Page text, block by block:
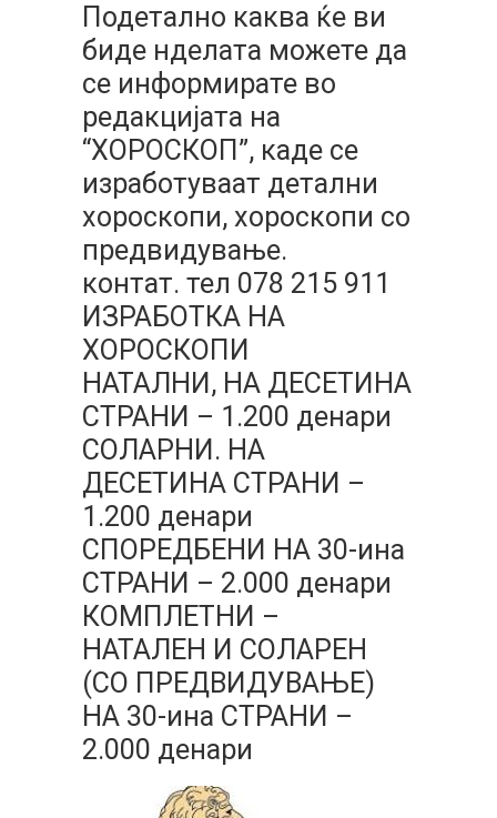
Подетално каква ќе ви
биде нделата можете да
се информирате во
редакцијата на
“ХОРОСКОП”, каде се
изработуваат детални
хороскопи, хороскопи со
предвидување.
контат. тел 078 215 911
ИЗРАБОТКА НА
ХОРОСКОПИ
НАТАЛНИ, НА ДЕСЕТИНА
СТРАНИ – 1.200 денари
СОЛАРНИ. НА
ДЕСЕТИНА СТРАНИ –
1.200 денари
СПОРЕДБЕНИ НА 30-ина
СТРАНИ – 2.000 денари
КОМПЛЕТНИ –
НАТАЛЕН И СОЛАРЕН
(СО ПРЕДВИДУВАЊЕ)
НА 30-ина СТРАНИ –
2.000 денари